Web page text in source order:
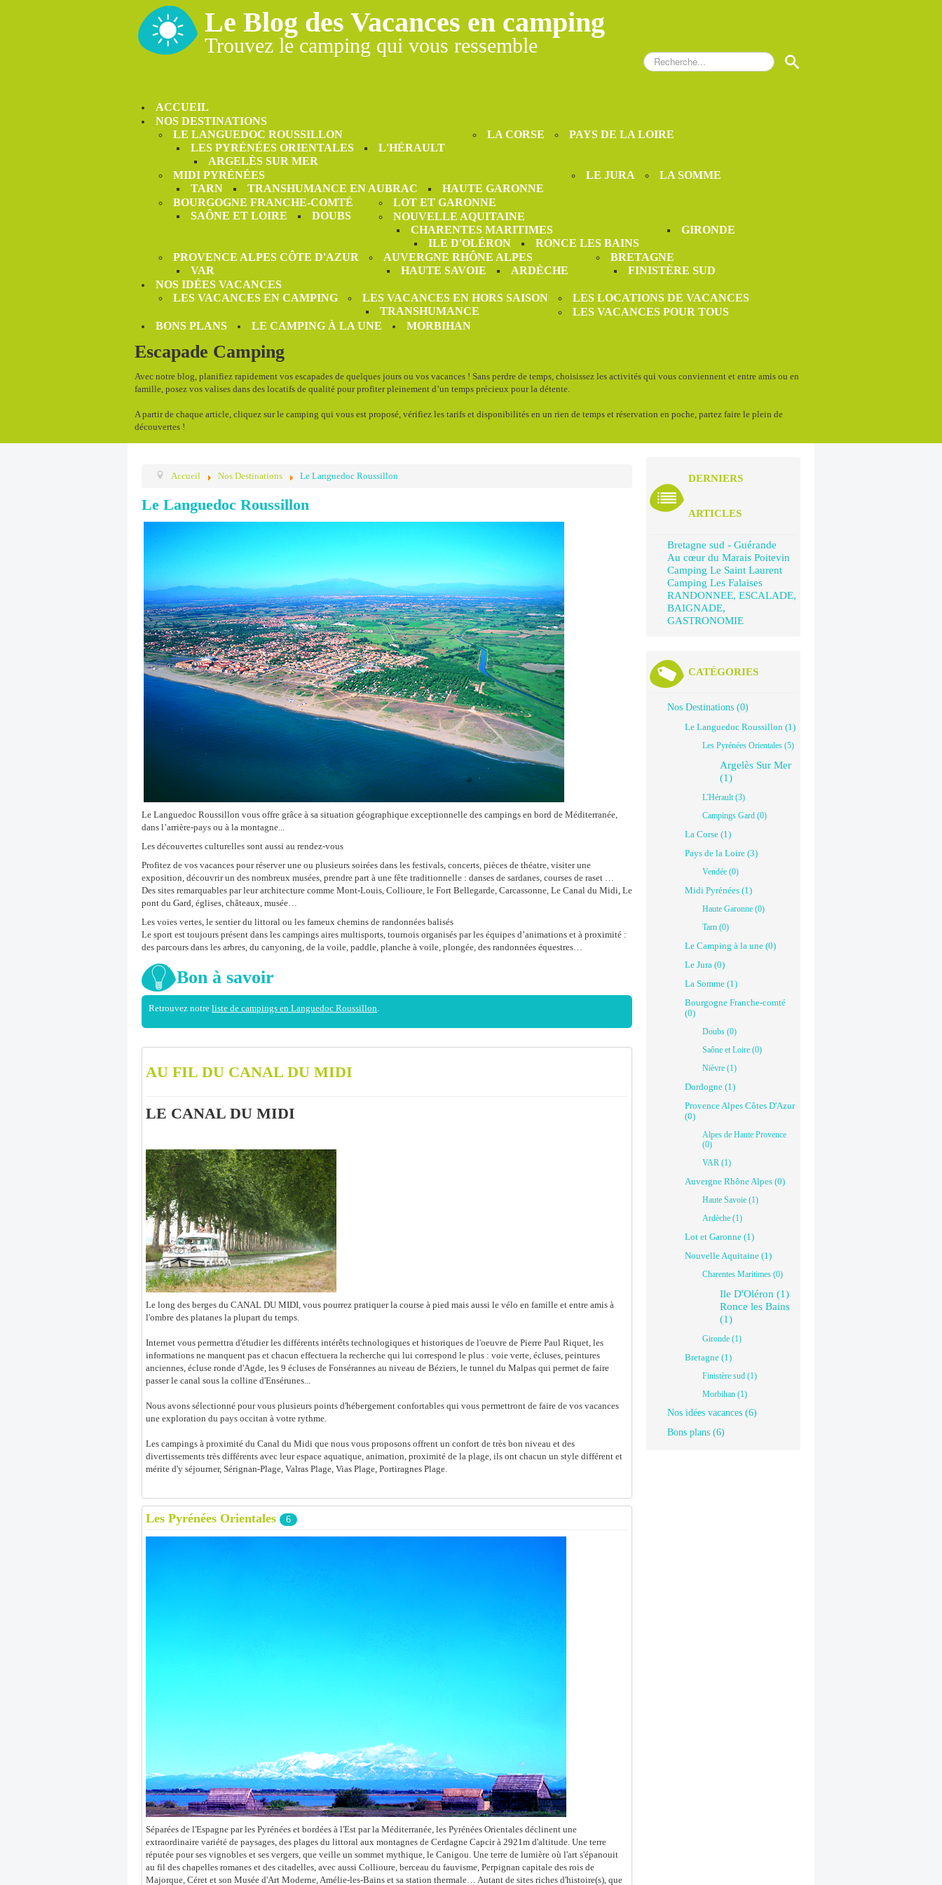
Le Blog des Vacances en camping
Trouvez le camping qui vous ressemble
Rechercher S
ACCUEIL
NOS DESTINATIONS
LE LANGUEDOC ROUSSILLON
LES PYRÉNÉES ORIENTALES
ARGELÈS SUR MER
L'HÉRAULT
LA CORSE PAYS DE LA LOIRE
MIDI PYRÉNÉES
TARN
TRANSHUMANCE EN AUBRAC HAUTE GARONNE
LE JURA LA SOMME
BOURGOGNE FRANCHE-COMTÉ
SAÔNE ET LOIRE
DOUBS
LOT ET GARONNE
NOUVELLE AQUITAINE
CHARENTES MARITIMES
ILE D'OLÉRON
RONCE LES BAINS
GIRONDE
PROVENCE ALPES CÔTE D'AZUR
VAR
AUVERGNE RHÔNE ALPES
HAUTE SAVOIE
ARDÈCHE
BRETAGNE
FINISTÈRE SUD
NOS IDÉES VACANCES
LES VACANCES EN CAMPING
LES VACANCES EN HORS SAISON
TRANSHUMANCE
LES LOCATIONS DE VACANCES
LES VACANCES POUR TOUS
BONS PLANS
LE CAMPING À LA UNE MORBIHAN
Escapade Camping
Avec notre blog, planifiez rapidement vos escapades de quelques jours ou vos vacances ! Sans perdre de temps, choisissez les activités qui vous conviennent et entre amis ou en
famille, posez vos valises dans des locatifs de qualité pour profiter pleinement d’un temps précieux pour la détente.
A partir de chaque article, cliquez sur le camping qui vous est proposé, vérifiez les tarifs et disponibilités en un rien de temps et réservation en poche, partez faire le plein de
découvertes !
Accueil Nos Destinations Le Languedoc Roussillon
Le Languedoc Roussillon
Le Languedoc Roussillon vous offre grâce à sa situation géographique exceptionnelle des campings en bord de Méditerranée,
dans l’arrière-pays ou à la montagne...
Les découvertes culturelles sont aussi au rendez-vous
Profitez de vos vacances pour réserver une ou plusieurs soirées dans les festivals, concerts, pièces de théatre, visiter une
exposition, découvrir un des nombreux musées, prendre part à une fête traditionnelle : danses de sardanes, courses de raset …
Des sites remarquables par leur architecture comme Mont-Louis, Collioure, le Fort Bellegarde, Carcassonne, Le Canal du Midi, Le
pont du Gard, églises, châteaux, musée…
Les voies vertes, le sentier du littoral ou les fameux chemins de randonnées balisés
Le sport est toujours présent dans les campings aires multisports, tournois organisés par les équipes d’animations et à proximité :
des parcours dans les arbres, du canyoning, de la voile, paddle, planche à voile, plongée, des randonnées équestres…
Bon à savoir
Retrouvez notre liste de campings en Languedoc Roussillon.
AU FIL DU CANAL DU MIDI
LE CANAL DU MIDI
Le long des berges du CANAL DU MIDI, vous pourrez pratiquer la course à pied mais aussi le vélo en famille et entre amis à
l'ombre des platanes la plupart du temps.
Internet vous permettra d'étudier les différents intérêts technologiques et historiques de l'oeuvre de Pierre Paul Riquet, les
informations ne manquent pas et chacun effectuera la recherche qui lui correspond le plus : voie verte, écluses, peintures
anciennes, écluse ronde d'Agde, les 9 écluses de Fonsérannes au niveau de Béziers, le tunnel du Malpas qui permet de faire
passer le canal sous la colline d'Ensérunes...
Nous avons sélectionné pour vous plusieurs points d'hébergement confortables qui vous permettront de faire de vos vacances
une exploration du pays occitan à votre rythme.
Les campings à proximité du Canal du Midi que nous vous proposons offrent un confort de très bon niveau et des
divertissements très différents avec leur espace aquatique, animation, proximité de la plage, ils ont chacun un style différent et
mérite d'y séjourner, Sérignan-Plage, Valras Plage, Vias Plage, Portiragnes Plage.
Les Pyrénées Orientales 6
Séparées de l'Espagne par les Pyrénées et bordées à l'Est par la Méditerranée, les Pyrénées Orientales déclinent une
extraordinaire variété de paysages, des plages du littoral aux montagnes de Cerdagne Capcir à 2921m d'altitude. Une terre
réputée pour ses vignobles et ses vergers, que veille un sommet mythique, le Canigou. Une terre de lumière où l'art s'épanouit
au fil des chapelles romanes et des citadelles, avec aussi Collioure, berceau du fauvisme, Perpignan capitale des rois de
Majorque, Céret et son Musée d'Art Moderne, Amélie-les-Bains et sa station thermale… Autant de sites riches d'histoire(s), que
DERNIERS
ARTICLES
Bretagne sud - Guérande
Au cœur du Marais Poitevin
Camping Le Saint Laurent
Camping Les Falaises
RANDONNEE, ESCALADE,
BAIGNADE,
GASTRONOMIE
CATÉGORIES
Nos Destinations (0)
Le Languedoc Roussillon (1)
Les Pyrénées Orientales (5)
Argelès Sur Mer
(1)
L'Hérault (3)
Campings Gard (0)
La Corse (1)
Pays de la Loire (3)
Vendée (0)
Midi Pyrénées (1)
Haute Garonne (0)
Tarn (0)
Le Camping à la une (0)
Le Jura (0)
La Somme (1)
Bourgogne Franche-comté
(0)
Doubs (0)
Saône et Loire (0)
Nièvre (1)
Dordogne (1)
Provence Alpes Côtes D'Azur
(0)
Alpes de Haute Provence
(0)
VAR (1)
Auvergne Rhône Alpes (0)
Haute Savoie (1)
Ardèche (1)
Lot et Garonne (1)
Nouvelle Aquitaine (1)
Charentes Maritimes (0)
Ile D'Oléron (1)
Ronce les Bains
(1)
Gironde (1)
Bretagne (1)
Finistère sud (1)
Morbihan (1)
Nos idées vacances (6)
Bons plans (6)